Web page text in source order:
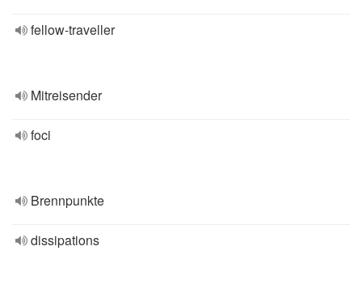
fellow-traveller
Mitreisender
foci
Brennpunkte
dissipations